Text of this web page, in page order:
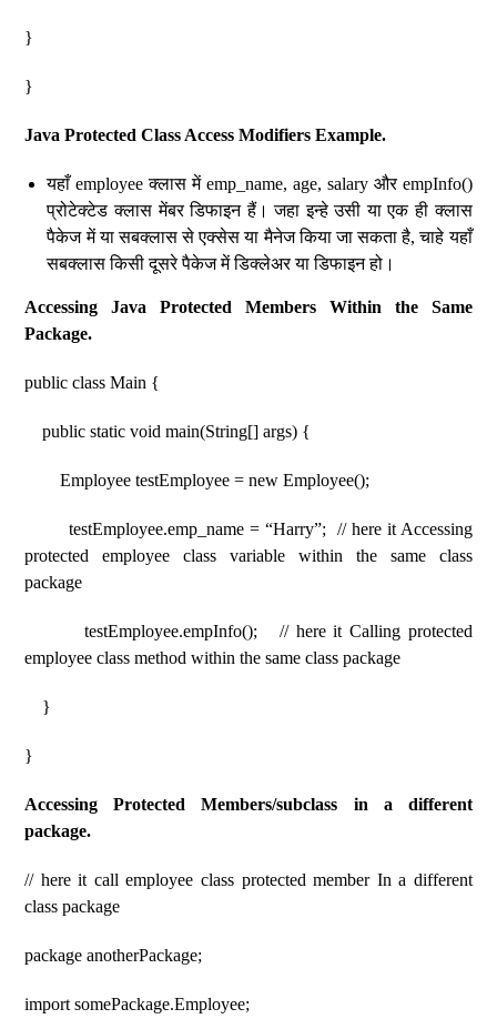
}
}
Java Protected Class Access Modifiers Example.
यहाँ employee क्लास में emp_name, age, salary और empInfo()
प्रोटेक्टेड क्लास मेंबर डिफाइन हैं। जहा इन्हे उसी या एक ही क्लास
पैकेज में या सबक्लास से एक्सेस या मैनेज किया जा सकता है, चाहे यहाँ
सबक्लास किसी दूसरे पैकेज में डिक्लेअर या डिफाइन हो।
Accessing Java Protected Members Within the Same
Package.
public class Main {
public static void main(String[] args) {
Employee testEmployee = new Employee();
testEmployee.emp_name = “Harry”; // here it Accessing
protected employee class variable within the same class
package
testEmployee.empInfo(); // here it Calling protected
employee class method within the same class package
}
}
Accessing Protected Members/subclass in a different
package.
// here it call employee class protected member In a different
class package
package anotherPackage;
import somePackage.Employee;